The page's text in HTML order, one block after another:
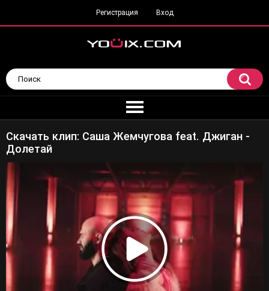
Регистрация Вход
Скачать клип: Саша Жемчугова feat. Джиган -
Долетай